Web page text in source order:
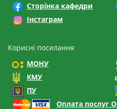
Сторінка кафедри
Інстаграм
Корисні посилання
МОНУ
КМУ
ПУ
Оплата послуг